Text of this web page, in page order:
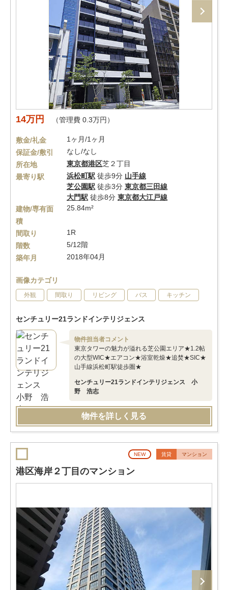
14万円 （管理費 0.3万円）
敷金/礼金
1ヶ月/1ヶ月
保証金/敷引
なし/なし
所在地
東京都港区芝２丁目
最寄り駅
浜松町駅 徒歩9分 山手線
芝公園駅 徒歩3分 東京都三田線
大門駅 徒歩8分 東京都大江戸線
建物/専有面
積
25.84m²
間取り
1R
階数
5/12階
築年月
2018年04月
画像カテゴリ
外観 間取り リビング バス キッチン
センチュリー21ランドインテリジェンス
物件担当者コメント
東京タワーの魅力が溢れる芝公園エリア★1.2帖
の大型WIC★エアコン★浴室乾燥★追焚★SIC★
山手線浜松町駅徒歩圏★
センチュリー21ランドインテリジェンス 小
野 浩志
物件を詳しく見る
NEW 賃貸 マンション
港区海岸２丁目のマンション